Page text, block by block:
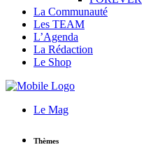
La Communauté
Les TEAM
L’Agenda
La Rédaction
Le Shop
Le Mag
Thèmes